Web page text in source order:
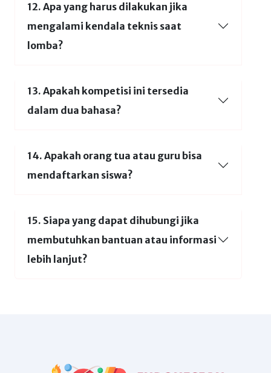
12. Apa yang harus dilakukan jika
mengalami kendala teknis saat
lomba?
13. Apakah kompetisi ini tersedia
dalam dua bahasa?
14. Apakah orang tua atau guru bisa
mendaftarkan siswa?
15. Siapa yang dapat dihubungi jika
membutuhkan bantuan atau informasi
lebih lanjut?